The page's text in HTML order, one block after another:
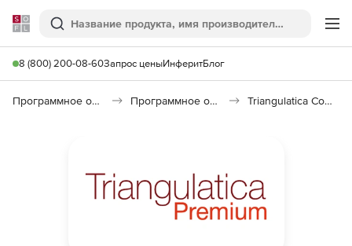
Softline
Поиск
8 (800) 200-08-60Запрос ценыИнферитБлог
Программное обеспечение для графики и дизайна Программное обеспечение для 3D графики Triangulatica Community